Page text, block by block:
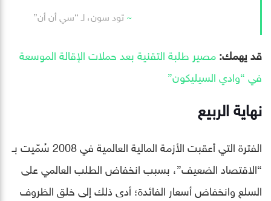
تود سون، لـ “سي أن أن”
قد يهمك:مصير طلبة التقنية بعد حملات الإقالة الموسعة
في “وادي السيليكون”
نهاية الربيع
الفترة التي أعقبت الأزمة المالية العالمية في 2008 سُمّيت بـ
“الاقتصاد الضعيف”، بسبب انخفاض الطلب العالمي على
السلع وانخفاض أسعار الفائدة؛ أدى ذلك إلى خلق الظروف